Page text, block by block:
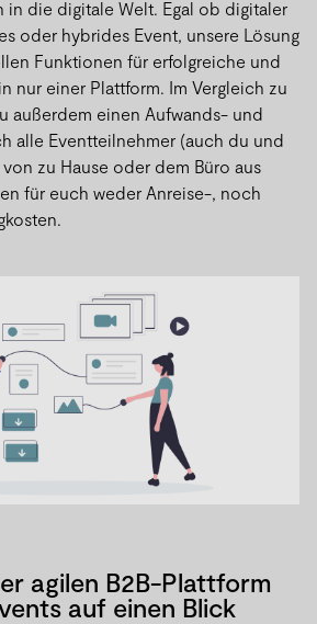
in die digitale Welt. Egal ob digitaler
oder hybrides Event, unsere Lösung
Funktionen für erfolgreiche und
nur einer Plattform. Im Vergleich zu
außerdem einen Aufwands- und
alle Eventteilnehmer (auch du und
zu Hause oder dem Büro aus
für euch weder Anreise-, noch
agilen B2B-Plattform
auf einen Blick